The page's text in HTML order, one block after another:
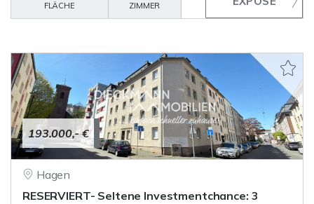
FLÄCHE
ZIMMER
193.000,- €
Hagen
RESERVIERT- Seltene Investmentchance: 3